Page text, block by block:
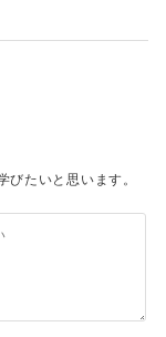
びたいと思います。